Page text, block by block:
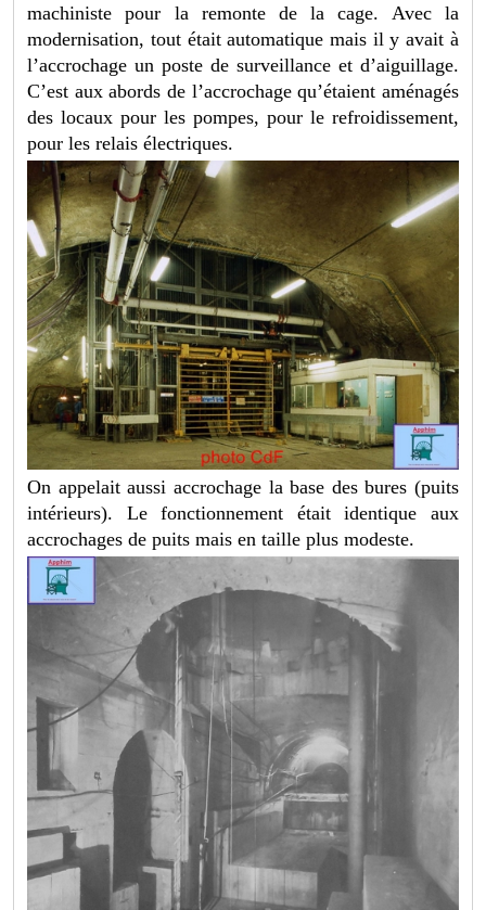
machiniste pour la remonte de la cage. Avec la
modernisation, tout était automatique mais il y avait à
l’accrochage un poste de surveillance et d’aiguillage.
C’est aux abords de l’accrochage qu’étaient aménagés
des locaux pour les pompes, pour le refroidissement,
pour les relais électriques.
On appelait aussi accrochage la base des bures (puits
intérieurs). Le fonctionnement était identique aux
accrochages de puits mais en taille plus modeste.